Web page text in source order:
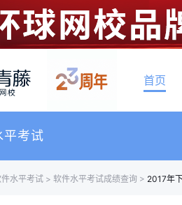
首页
平考试
水平考试 > 软件水平考试成绩查询 > 2017年